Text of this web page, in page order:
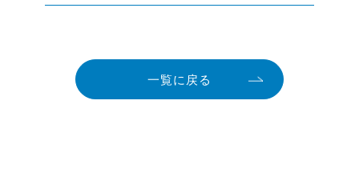
一覧に戻る